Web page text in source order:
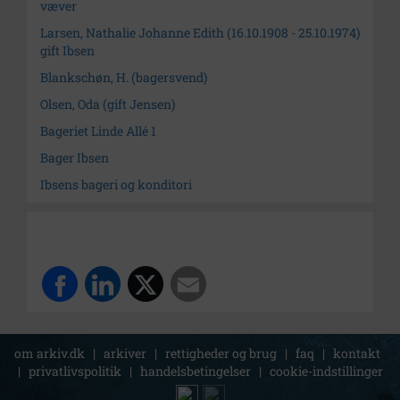
væver
Larsen, Nathalie Johanne Edith (16.10.1908 - 25.10.1974)
gift Ibsen
Blankschøn, H. (bagersvend)
Olsen, Oda (gift Jensen)
Bageriet Linde Allé 1
Bager Ibsen
Ibsens bageri og konditori
om arkiv.dk | arkiver | rettigheder og brug | faq | kontakt
| privatlivspolitik | handelsbetingelser | cookie-indstillinger